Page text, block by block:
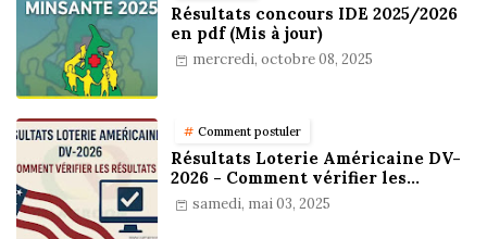
Résultats concours IDE 2025/2026
en pdf (Mis à jour)
mercredi, octobre 08, 2025
Comment postuler
Résultats Loterie Américaine DV-
2026 - Comment vérifier les
résultats
samedi, mai 03, 2025